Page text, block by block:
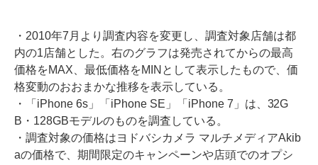
・2010年7月より調査内容を変更し、調査対象店舗は都
内の1店舗とした。右のグラフは発売されてからの最高
価格をMAX、最低価格をMINとして表示したもので、価
格変動のおおまかな推移を表示している。
・「iPhone 6s」「iPhone SE」「iPhone 7」は、32G
B・128GBモデルのものを調査している。
・調査対象の価格はヨドバシカメラ マルチメディアAkib
aの価格で、期間限定のキャンペーンや店頭でのオプシ